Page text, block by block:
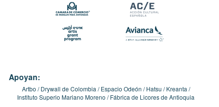
Apoyan:
Artbo Drywall de Colombia Espacio Odeón Hatsu
Kreanta
Instituto Superio Mariano Moreno
Fábrica de Licores de Antioquia